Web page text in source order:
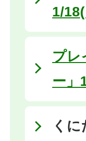
1/18(
プレ
ー」
く